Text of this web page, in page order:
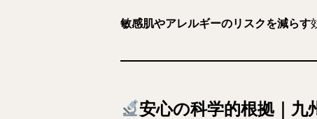
敏感肌やアレルギーのリスクを減らす
安心の科学的根拠｜九